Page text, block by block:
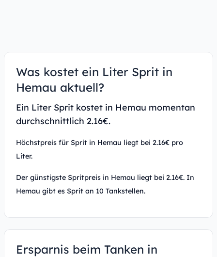
Was kostet ein Liter Sprit in
Hemau aktuell?
Ein Liter Sprit kostet in Hemau momentan
durchschnittlich 2.16€.
Höchstpreis für Sprit in Hemau liegt bei 2.16€ pro
Liter.
Der günstigste Spritpreis in Hemau liegt bei 2.16€. In
Hemau gibt es Sprit an 10 Tankstellen.
Ersparnis beim Tanken in